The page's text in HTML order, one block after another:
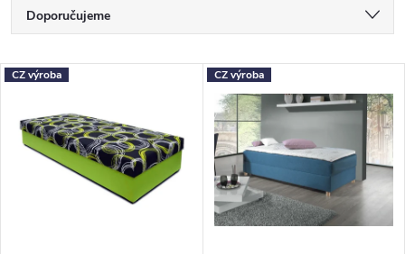
a
z
n
Doporučujeme
Nejdražší
Nejprodávanější
Abecedně
V
ý
p
CZ výroba CZ výroba